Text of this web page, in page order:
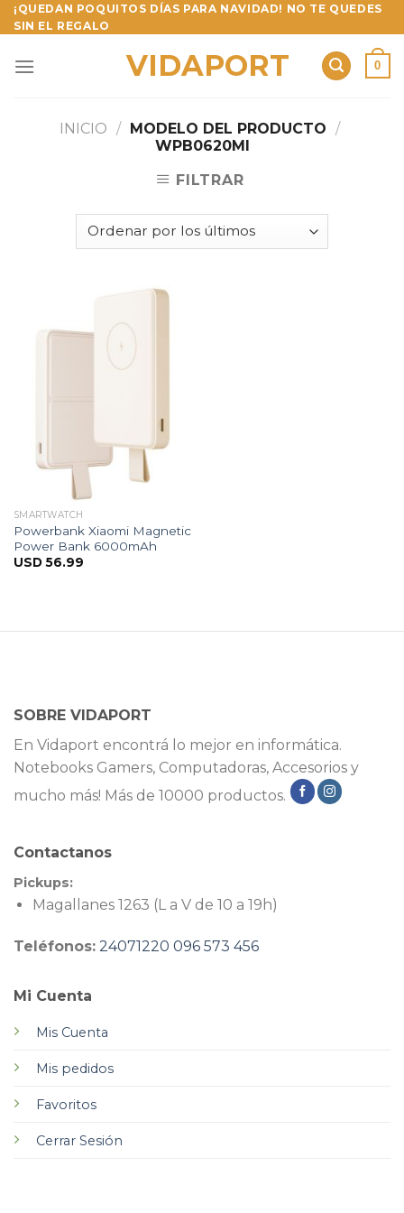
Skip
to
¡QUEDAN POQUITOS DÍAS PARA NAVIDAD! NO TE QUEDES
SIN EL REGALO
VIDAPORT 0
INICIO / MODELO DEL PRODUCTO /
WPB0620MI
FILTRAR
SMARTWATCH
Powerbank Xiaomi Magnetic
Power Bank 6000mAh
USD56.99
SOBRE VIDAPORT
En Vidaport encontrá lo mejor en informática.
Notebooks Gamers, Computadoras, Accesorios y
mucho más! Más de 10000 productos.
Mi Cuenta
Mis Cuenta
Mis pedidos
Favoritos
Cerrar Sesión
Contactanos
Pickups:
Magallanes 1263 (L a V de 10 a 19h)
Teléfonos: 24071220 096 573 456